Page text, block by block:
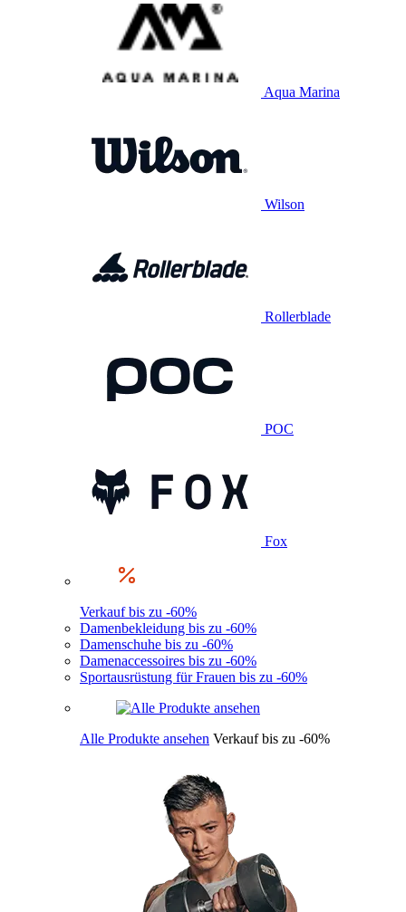
Aqua Marina
Wilson
Rollerblade
POC
Fox
Verkauf bis zu -60%
Damenbekleidung bis zu -60%
Damenschuhe bis zu -60%
Damenaccessoires bis zu -60%
Sportausrüstung für Frauen bis zu -60%
Alle Produkte ansehen Verkauf bis zu -60%